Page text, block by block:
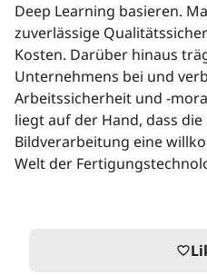
Deep Learning basieren.
zuverlässige
Kosten. Darüber hinaus
Unternehmens bei und
Arbeitssicherheit und -
liegt auf der Hand, dass
Bildverarbeitung eine
Welt der
favorite_border